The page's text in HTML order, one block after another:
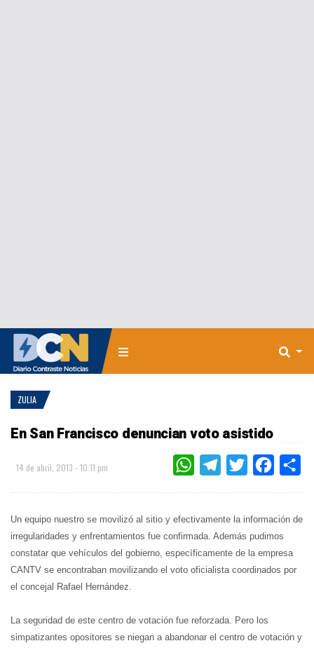
ZULIA
En San Francisco denuncian voto asistido
14 de abril, 2013 - 10:11 pm WHATSAPPTELEGRAMTWITTER
Un equipo nuestro se movilizó al sitio y efectivamente la información de
irregularidades y enfrentamientos fue confirmada. Además pudimos
constatar que vehículos del gobierno, específicamente de la empresa
CANTV se encontraban movilizando el voto oficialista coordinados por
el concejal Rafael Hernández.
La seguridad de este centro de votación fue reforzada. Pero los
simpatizantes opositores se niegan a abandonar el centro de votación y